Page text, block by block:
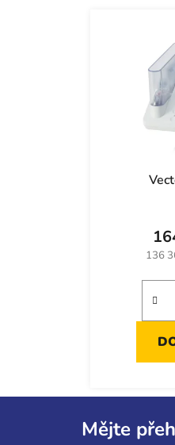
136
Mějte